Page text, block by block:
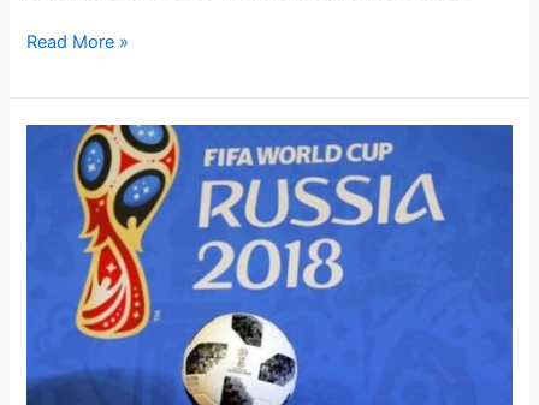
MELHORES
COPA
DO
MUNDO
RÚSSIA
Read More »